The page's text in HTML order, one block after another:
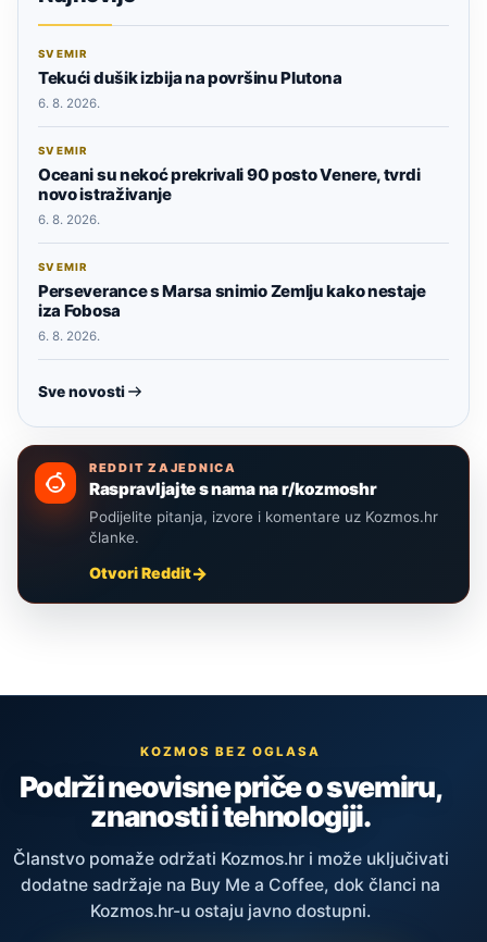
SVEMIR
Tekući dušik izbija na površinu Plutona
6. 8. 2026.
SVEMIR
Oceani su nekoć prekrivali 90 posto Venere, tvrdi
novo istraživanje
6. 8. 2026.
SVEMIR
Perseverance s Marsa snimio Zemlju kako nestaje
iza Fobosa
6. 8. 2026.
Sve novosti
REDDIT ZAJEDNICA
Raspravljajte s nama na r/kozmoshr
Podijelite pitanja, izvore i komentare uz Kozmos.hr
članke.
Otvori Reddit
KOZMOS BEZ OGLASA
Podrži neovisne priče o svemiru,
znanosti i tehnologiji.
Članstvo pomaže održati Kozmos.hr i može uključivati
dodatne sadržaje na Buy Me a Coffee, dok članci na
Kozmos.hr-u ostaju javno dostupni.